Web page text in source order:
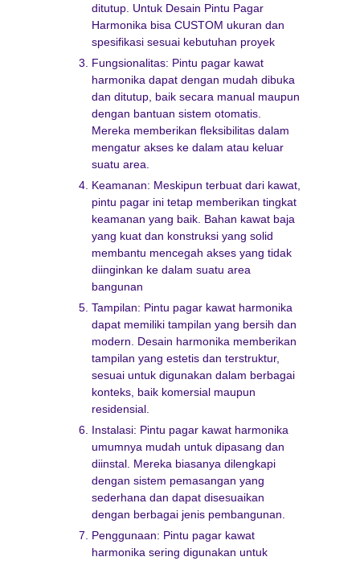
ditutup. Untuk Desain Pintu Pagar
Harmonika bisa CUSTOM ukuran dan
spesifikasi sesuai kebutuhan proyek
Fungsionalitas: Pintu pagar kawat
harmonika dapat dengan mudah dibuka
dan ditutup, baik secara manual maupun
dengan bantuan sistem otomatis.
Mereka memberikan fleksibilitas dalam
mengatur akses ke dalam atau keluar
suatu area.
Keamanan: Meskipun terbuat dari kawat,
pintu pagar ini tetap memberikan tingkat
keamanan yang baik. Bahan kawat baja
yang kuat dan konstruksi yang solid
membantu mencegah akses yang tidak
diinginkan ke dalam suatu area
bangunan
Tampilan: Pintu pagar kawat harmonika
dapat memiliki tampilan yang bersih dan
modern. Desain harmonika memberikan
tampilan yang estetis dan terstruktur,
sesuai untuk digunakan dalam berbagai
konteks, baik komersial maupun
residensial.
Instalasi: Pintu pagar kawat harmonika
umumnya mudah untuk dipasang dan
diinstal. Mereka biasanya dilengkapi
dengan sistem pemasangan yang
sederhana dan dapat disesuaikan
dengan berbagai jenis pembangunan.
Penggunaan: Pintu pagar kawat
harmonika sering digunakan untuk